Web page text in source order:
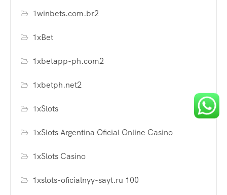
1winbets.com.br2
1xBet
1xbetapp-ph.com2
1xbetph.net2
1xSlots
1xSlots Argentina Oficial Online Casino
1xSlots Casino
1xslots-oficialnyy-sayt.ru 100